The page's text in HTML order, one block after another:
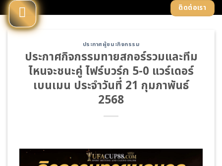
Skip
to
content
ติดต่อเรา
ประกาศผู้ชนะกิจกรรม
ประกาศกิจกรรมทายสกอร์รวมและทีม
ไหนจะชนะคู่ ไฟร์บวร์ก 5-0 แวร์เดอร์
เบนเมน ประจำวันที่ 21 กุมภาพันธ์
2568